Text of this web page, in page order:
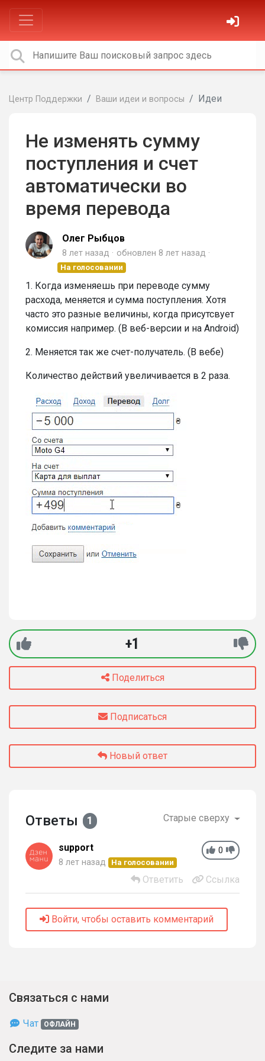
Центр Поддержки Ваши идеи и вопросы Идеи
Не изменять сумму
поступления и счет
автоматически во
время перевода
Олег Рыбцов
8 лет назад обновлен 8 лет назад
На голосовании
1. Когда изменяешь при переводе сумму
расхода, меняется и сумма поступления. Хотя
часто это разные величины, когда присутсвует
комиссия например. (В веб-версии и на Android)
2. Меняется так же счет-получатель. (В вебе)
Количество действий увеличивается в 2 раза.
+1
Поделиться
Подписаться
Новый ответ
Ответы 1 Старые сверху
0
support
8 лет назад На голосовании
Ответить Ссылка
Войти, чтобы оставить комментарий
Связаться с нами
Чат ОФЛАЙН
Следите за нами